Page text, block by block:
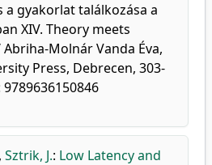
a gyakorlat találkozása a
XIV. Theory meets
Molnár Vanda Éva,
Press, Debrecen, 303-
9789636150846
, Sztrik, J.: Low Latency and